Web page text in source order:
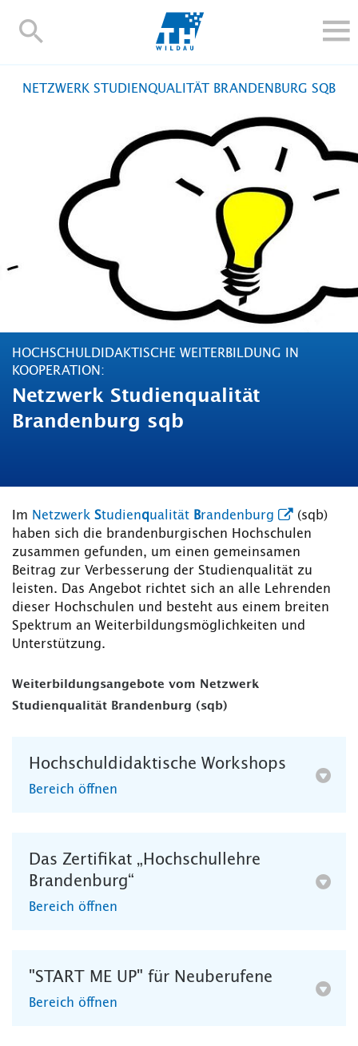
TH-
STUDIEREN UND WEITERBILDEN
FORSCHUNG UND TRANSFER
HOCHSCHULE
INTERNATIONAL
BESCHÄFTIGTE
Kontakt und Anfahrt Webmail Moodle
TH Online-Portal English
NETZWERK STUDIENQUALITÄT BRANDENBURG SQB
HOCHSCHULDIDAKTISCHE WEITERBILDUNG IN
KOOPERATION:
Netzwerk Studienqualität
Brandenburg sqb
Im Netzwerk Studienqualität Brandenburg
(sqb)
haben sich die brandenburgischen Hochschulen
zusammen gefunden, um einen gemeinsamen
Beitrag zur Verbesserung der Studienqualität zu
leisten. Das Angebot richtet sich an alle Lehrenden
dieser Hochschulen und besteht aus einem breiten
Spektrum an Weiterbildungsmöglichkeiten und
Unterstützung.
Weiterbildungsangebote vom Netzwerk
Studienqualität Brandenburg (sqb)
Hochschuldidaktische Workshops
Bereich öffnen
Das Zertifikat „Hochschullehre
Brandenburg“
Bereich öffnen
"START ME UP" für Neuberufene
Bereich öffnen